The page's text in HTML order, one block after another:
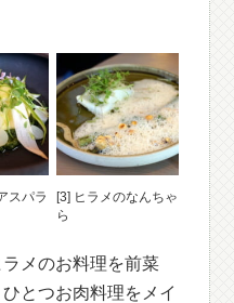
スパラ
[3] ヒラメのなんちゃ
ら
メのお料理を前菜
とつお肉料理をメイ